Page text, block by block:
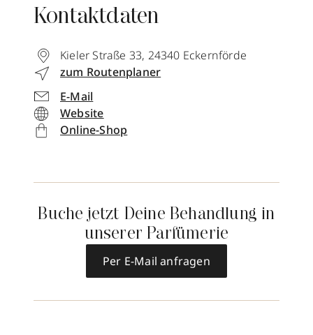
Kontaktdaten
Kieler Straße 33, 24340 Eckernförde
zum Routenplaner
E-Mail
Website
Online-Shop
Buche jetzt Deine Behandlung in
unserer Parfümerie
Per E-Mail anfragen